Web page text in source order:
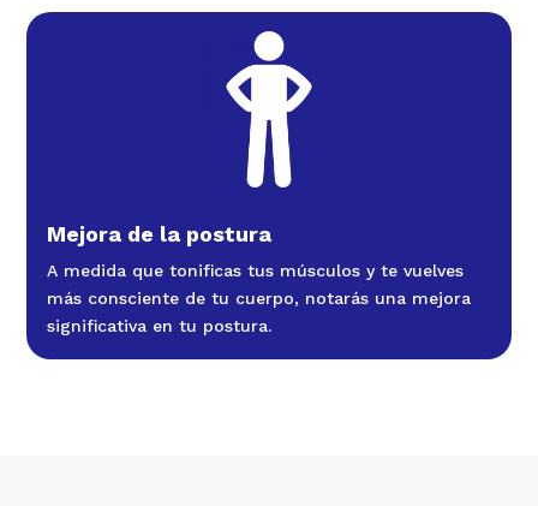
Mejora de la postura
A medida que tonificas tus músculos y te vuelves
más consciente de tu cuerpo, notarás una mejora
significativa en tu postura.